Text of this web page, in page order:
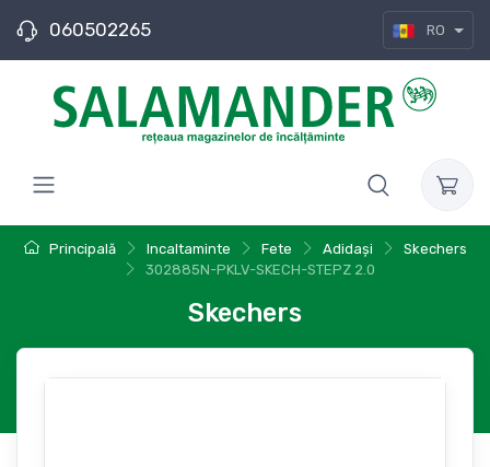
060502265 RO
Principală Incaltaminte Fete Adidași
Skechers
302885N-PKLV-SKECH-STEPZ 2.0
Skechers